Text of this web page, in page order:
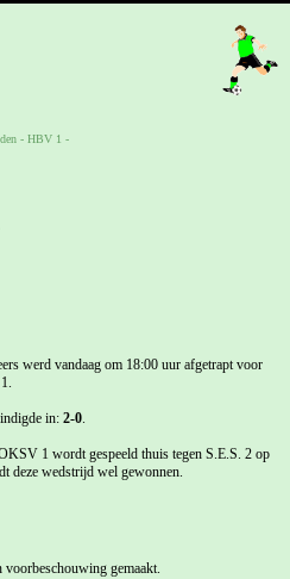
- HBV 1 -
werd vandaag om 18:00 uur afgetrapt voor
in: 2-0.
1 wordt gespeeld thuis tegen S.E.S. 2 op
deze wedstrijd wel gewonnen.
gemaakt.